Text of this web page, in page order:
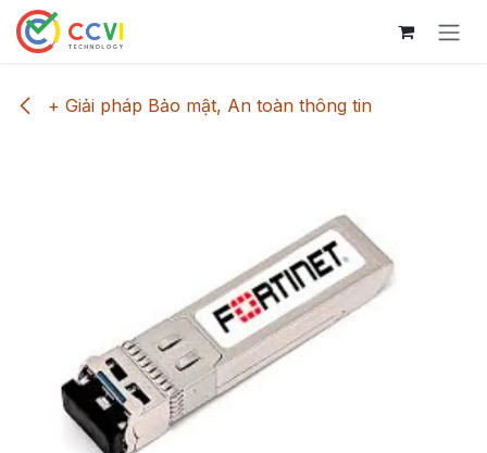
Bỏ qua để đến Nội dung
+ Giải pháp Bảo mật, An toàn thông tin